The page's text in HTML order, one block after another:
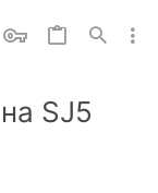
SJ5